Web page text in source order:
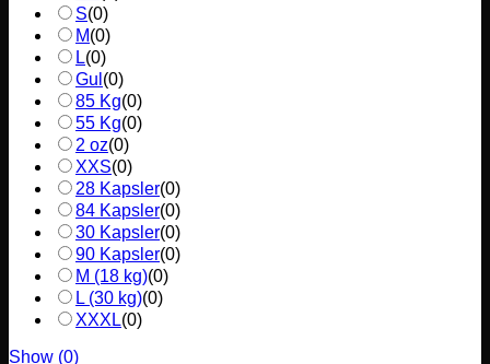
S(0)
M(0)
L(0)
Gul (0)
85 Kg(0)
55 Kg(0)
2 oz(0)
XXS(0)
28 Kapsler(0)
84 Kapsler(0)
30 Kapsler(0)
90 Kapsler(0)
M (18 kg)(0)
L (30 kg)(0)
XXXL(0)
Show (0)